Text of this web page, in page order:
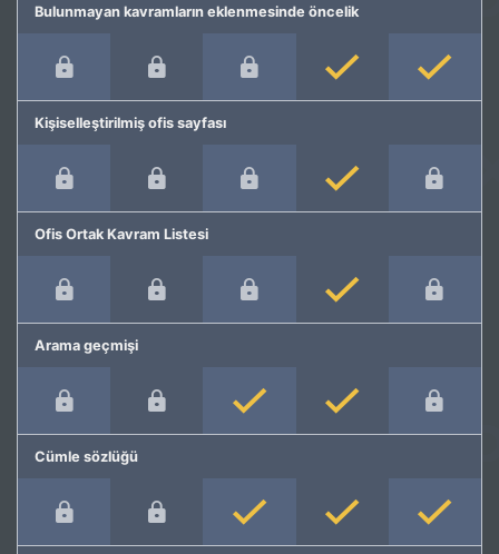
Bulunmayan kavramların eklenmesinde öncelik
Kişiselleştirilmiş ofis sayfası
Ofis Ortak Kavram Listesi
Arama geçmişi
Cümle sözlüğü